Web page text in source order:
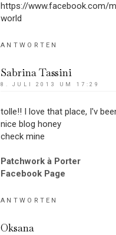
https://www.facebook.com/
world
ANTWORTEN
Sabrina Tassini
8. JULI 2013 UM 17:29
tolle!! I love that place, I'v
nice blog honey
check mine
Patchwork à Porter
Facebook Page
ANTWORTEN
Oksana